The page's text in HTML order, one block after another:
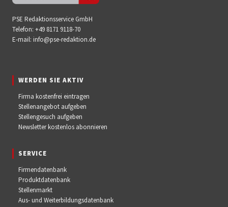
PSE Redaktionsservice GmbH
Telefon: +49 8171 9118-70
E-mail: info@pse-redaktion.de
WERDEN SIE AKTIV
Firma kostenfrei eintragen
Stellenangebot aufgeben
Stellengesuch aufgeben
Newsletter kostenlos abonnieren
SERVICE
Firmendatenbank
Produktdatenbank
Stellenmarkt
Aus- und Weiterbildungsdatenbank